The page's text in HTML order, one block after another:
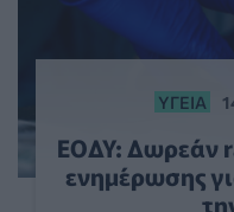
ΥΓΕΊΑ
ΕΟΔΥ: Δωρεάν
ενημέρωσης